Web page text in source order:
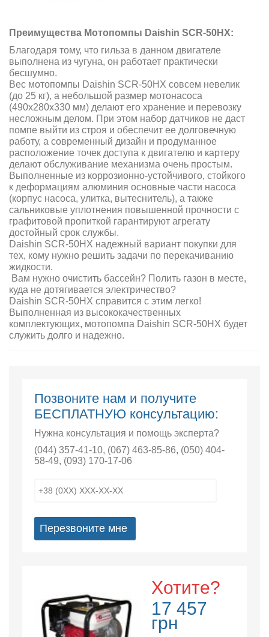
Преимущества Мотопомпы Daishin SCR-50HX:
Благодаря тому, что гильза в данном двигателе
выполнена из чугуна, он работает практически
бесшумно.
Вес мотопомпы Daishin SCR-50HX совсем невелик
(до 25 кг), а небольшой размер мотонасоса
(490x280x330 мм) делают его хранение и перевозку
несложным делом. При этом набор датчиков не даст
помпе выйти из строя и обеспечит ее долговечную
работу, а современный дизайн и продуманное
расположение точек доступа к двигателю и картеру
делают обслуживание механизма очень простым.
Выполненные из коррозионно-устойчивого, стойкого
к деформациям алюминия основные части насоса
(корпус насоса, улитка, вытеснитель), а также
сальниковые уплотнения повышенной прочности с
графитовой пропиткой гарантируют агрегату
достойный срок службы.
Daishin SCR-50HX надежный вариант покупки для
тех, кому нужно решить задачи по перекачиванию
жидкости.
Вам нужно очистить бассейн? Полить газон в месте,
куда не дотягивается электричество?
Daishin SCR-50HX справится с этим легко!
Выполненная из высококачественных
комплектующих, мотопомпа Daishin SCR-50HX будет
служить долго и надежно.
Позвоните нам и получите
БЕСПЛАТНУЮ консультацию:
Нужна консультация и помощь эксперта?
(044) 357-41-10, (067) 463-85-86, (050) 404-
58-49, (093) 170-17-06
Перезвоните мне
Хотите?
17 457
грн